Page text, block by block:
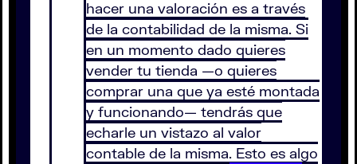
hacer una valoración es a través
de la contabilidad de la misma. Si
en un momento dado quieres
vender tu tienda —o quieres
comprar una que ya esté montada
y funcionando— tendrás que
echarle un vistazo al valor
contable de la misma. Esto es algo